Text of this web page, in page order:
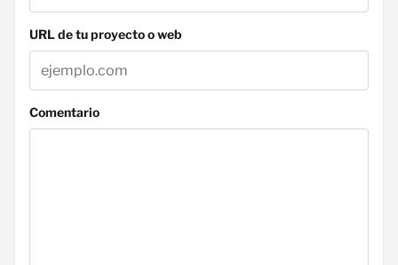
URL de tu proyecto o web
Comentario